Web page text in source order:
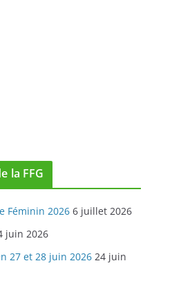
la FFG
Féminin 2026 6 juillet 2026
juin 2026
27 et 28 juin 2026 24 juin